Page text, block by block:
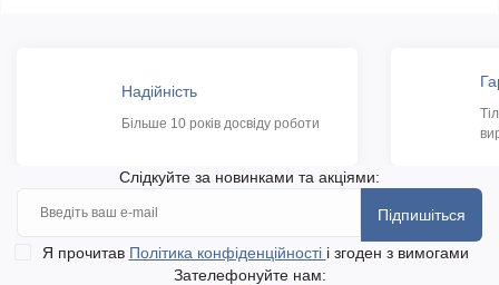
Надійність
Більше 10 років досвіду роботи
Слідкуйте за новинками та акціями:
Підпишіться
Я прочитав Політика конфіденційності і згоден з вимогами
Зателефонуйте нам: